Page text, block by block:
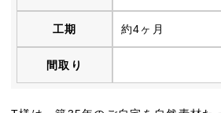
工期 約4ヶ月
間取り